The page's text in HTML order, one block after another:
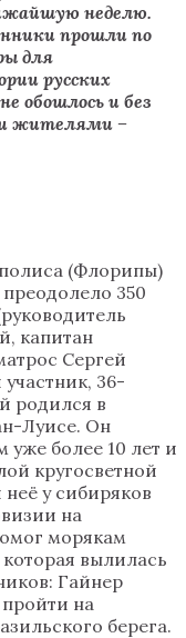
неделю.
прошли по
для
русских
обошлось и без
жителями –
(Флорипы)
350
капитан
Сергей
36-
родился в
Луисе. Он
уже более 10 лет и
кругосветной
у сибиряков
на
морякам
вылилась
Гайнер
на
берега.